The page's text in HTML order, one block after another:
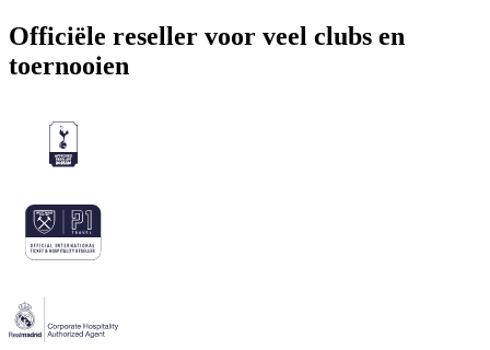
Officiële reseller voor veel clubs en
toernooien